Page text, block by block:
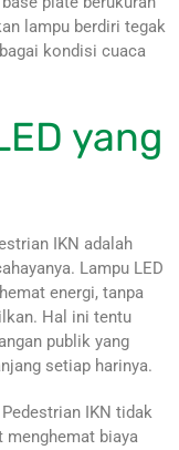
lampu berdiri tegak
kondisi cuaca
yang
IKN adalah
Lampu LED
energi, tanpa
Hal ini tentu
publik yang
setiap harinya.
IKN tidak
menghemat biaya